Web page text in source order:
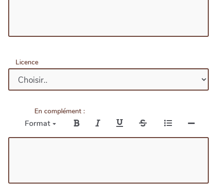
Licence
En complément :
Format